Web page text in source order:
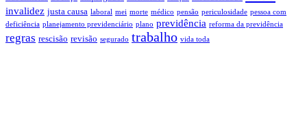
invalidez justa causa laboral mei morte médico pensão periculosidade pessoa com
deficiência planejamento previdenciário plano previdência reforma da previdência
regras rescisão revisão segurado trabalho vida toda